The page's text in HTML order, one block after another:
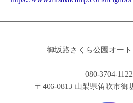
御坂路さくら公園オー
080-3704-1122
〒406-0813 山梨県笛吹市御